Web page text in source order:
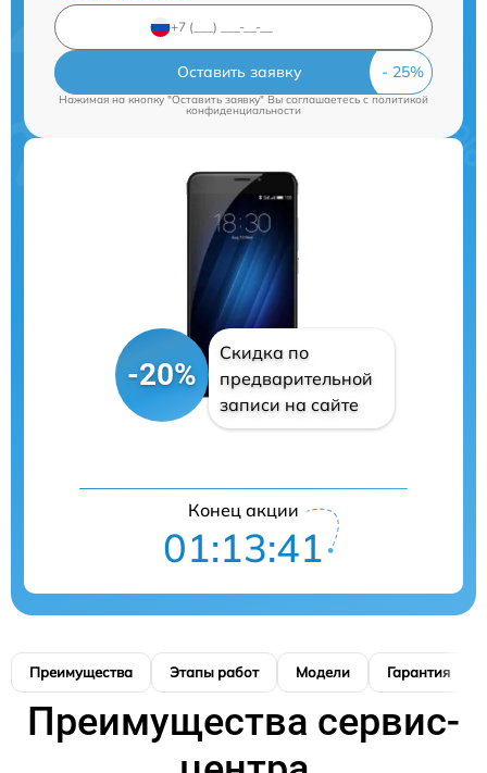
Оставить заявку
Нажимая на кнопку "Оставить заявку" Вы соглашаетесь cполитикой
конфиденциальности
-20%
Скидка по
предварительной
записи на сайте
Конец акции
01:13:41
Преимущества Этапы работ Модели Гарантия
Преимущества сервис-